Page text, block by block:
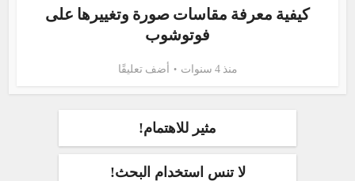
كيفية معرفة مقاسات صورة وتغييرها على
فوتوشوب
منذ 4 سنوات أضف تعليقًا
مثير للاهتمام!
لا تنس استخدام البحث!